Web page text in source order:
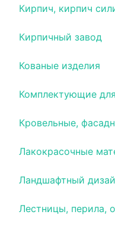
Кирпич, кирпич
Кирпичный завод
Кованые изделия
Комплектующие
Кровельные,
Лакокрасочные
Ландшафтный
Лестницы, перила,